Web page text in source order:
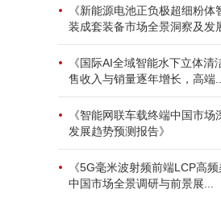
《新能源电池正负极超细粉体
装成套装备市场全景洞察及发
《国际AI全域智能水下立体清
售收入与销量逐年增长，高端...
《智能网联车载终端中国市场
发展趋势预测报告》
《5G毫米波射频前端LCP高
中国市场全景调研与前景展...